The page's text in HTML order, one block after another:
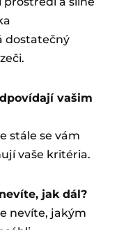
dostatečný
vašim
stále se vám
vaše kritéria.
jak dál?
nevíte, jakým